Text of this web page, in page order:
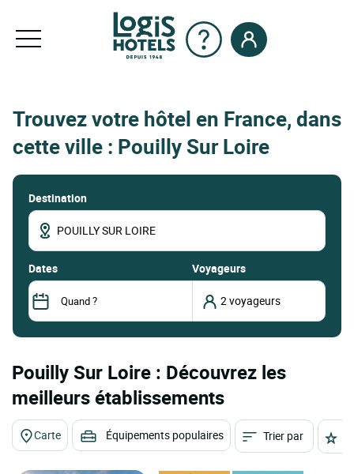
Trouvez votre hôtel en France, dans
cette ville : Pouilly Sur Loire
Destination
dates Voyageurs
Pouilly Sur Loire : Découvrez les
meilleurs établissements
Carte Équipements populaires Trier par